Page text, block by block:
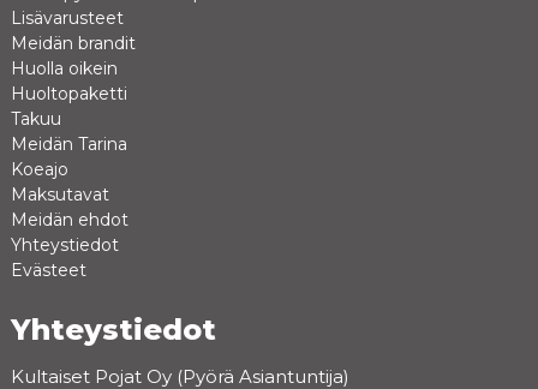
Lisävarusteet
Meidän brandit
Huolla oikein
Huoltopaketti
Takuu
Meidän Tarina
Koeajo
Maksutavat
Meidän ehdot
Yhteystiedot
Evästeet
Yhteystiedot
Kultaiset Pojat Oy (Pyörä Asiantuntija)